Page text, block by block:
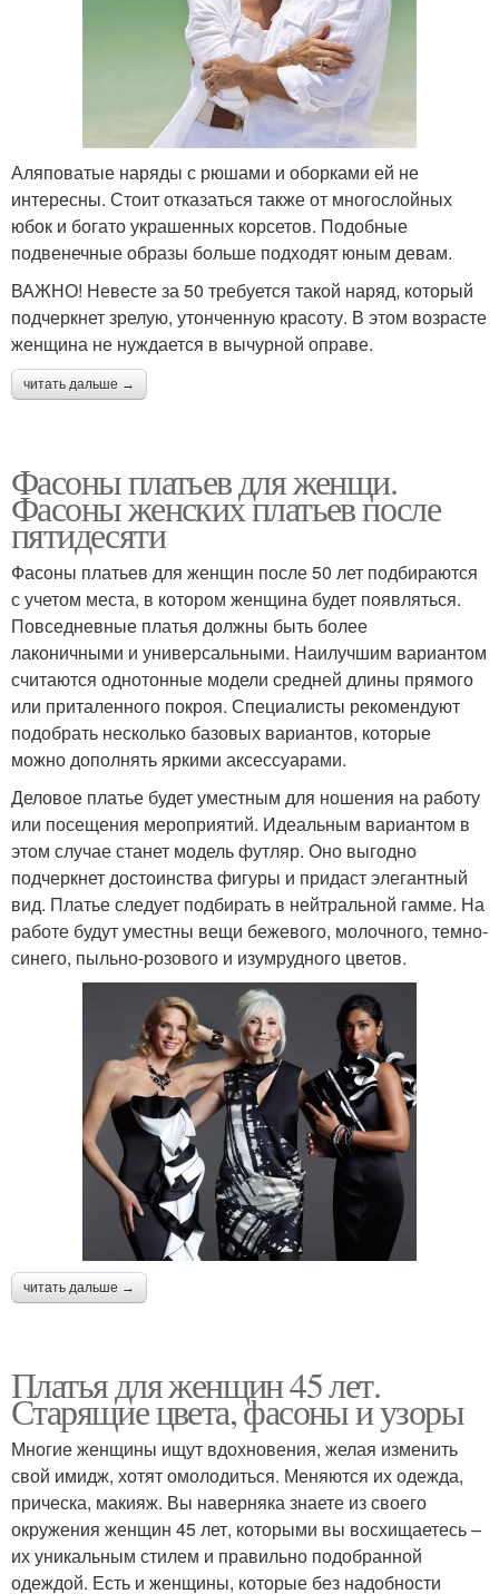
Аляповатые наряды с рюшами и оборками ей не
интересны. Стоит отказаться также от многослойных
юбок и богато украшенных корсетов. Подобные
подвенечные образы больше подходят юным девам.
ВАЖНО! Невесте за 50 требуется такой наряд, который
подчеркнет зрелую, утонченную красоту. В этом возрасте
женщина не нуждается в вычурной оправе.
читать дальше →
Фасоны платьев для женщи.
Фасоны женских платьев после
пятидесяти
Фасоны платьев для женщин после 50 лет подбираются
с учетом места, в котором женщина будет появляться.
Повседневные платья должны быть более
лаконичными и универсальными. Наилучшим вариантом
считаются однотонные модели средней длины прямого
или приталенного покроя. Специалисты рекомендуют
подобрать несколько базовых вариантов, которые
можно дополнять яркими аксессуарами.
Деловое платье будет уместным для ношения на работу
или посещения мероприятий. Идеальным вариантом в
этом случае станет модель футляр. Оно выгодно
подчеркнет достоинства фигуры и придаст элегантный
вид. Платье следует подбирать в нейтральной гамме. На
работе будут уместны вещи бежевого, молочного, темно-
синего, пыльно-розового и изумрудного цветов.
читать дальше →
Платья для женщин 45 лет.
Старящие цвета, фасоны и узоры
Многие женщины ищут вдохновения, желая изменить
свой имидж, хотят омолодиться. Меняются их одежда,
прическа, макияж. Вы наверняка знаете из своего
окружения женщин 45 лет, которыми вы восхищаетесь –
их уникальным стилем и правильно подобранной
одеждой. Есть и женщины, которые без надобности